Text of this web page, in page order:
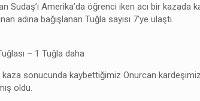
Sudaş’ı Amerika’da öğrenci iken acı bir kazada
adına bağışlanan Tuğla sayısı 7'ye ulaştı.
– 1 Tuğla daha
sonucunda kaybettiğimiz Onurcan
oldu.